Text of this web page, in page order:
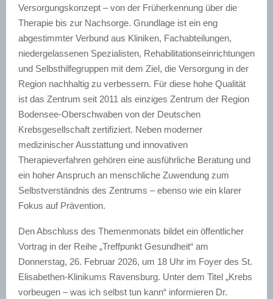
Versorgungskonzept – von der Früherkennung über die
Therapie bis zur Nachsorge. Grundlage ist ein eng
abgestimmter Verbund aus Kliniken, Fachabteilungen,
niedergelassenen Spezialisten, Rehabilitationseinrichtungen
und Selbsthilfegruppen mit dem Ziel, die Versorgung in der
Region nachhaltig zu verbessern. Für diese hohe Qualität
ist das Zentrum seit 2011 als einziges Zentrum der Region
Bodensee-Oberschwaben von der Deutschen
Krebsgesellschaft zertifiziert. Neben moderner
medizinischer Ausstattung und innovativen
Therapieverfahren gehören eine ausführliche Beratung und
ein hoher Anspruch an menschliche Zuwendung zum
Selbstverständnis des Zentrums – ebenso wie ein klarer
Fokus auf Prävention.
Den Abschluss des Themenmonats bildet ein öffentlicher
Vortrag in der Reihe „Treffpunkt Gesundheit“ am
Donnerstag, 26. Februar 2026, um 18 Uhr im Foyer des St.
Elisabethen-Klinikums Ravensburg. Unter dem Titel „Krebs
vorbeugen – was ich selbst tun kann“ informieren Dr.